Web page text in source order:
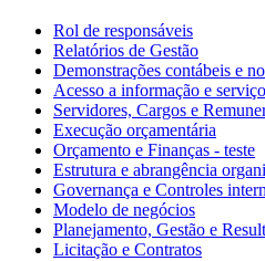
Rol de responsáveis
Relatórios de Gestão
Demonstrações contábeis e
Acesso a informação e
Servidores, Cargos e
Execução orçamentária
Orçamento e Finanças - teste
Estrutura e abrangência
Governança e Controles
Modelo de negócios
Planejamento, Gestão e
Licitação e Contratos